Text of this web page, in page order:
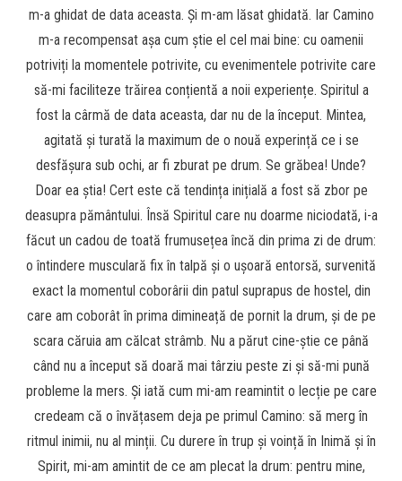
m-a ghidat de data aceasta. Și m-am lăsat ghidată. Iar Camino
m-a recompensat așa cum știe el cel mai bine: cu oamenii
potriviți la momentele potrivite, cu evenimentele potrivite care
să-mi faciliteze trăirea conțientă a noii experiențe. Spiritul a
fost la cârmă de data aceasta, dar nu de la început. Mintea,
agitată și turată la maximum de o nouă experință ce i se
desfășura sub ochi, ar fi zburat pe drum. Se grăbea! Unde?
Doar ea știa! Cert este că tendința inițială a fost să zbor pe
deasupra pământului. Însă Spiritul care nu doarme niciodată, i-a
făcut un cadou de toată frumusețea încă din prima zi de drum:
o întindere musculară fix în talpă și o ușoară entorsă, survenită
exact la momentul coborârii din patul suprapus de hostel, din
care am coborât în prima dimineață de pornit la drum, și de pe
scara căruia am călcat strâmb. Nu a părut cine-știe ce până
când nu a început să doară mai târziu peste zi și să-mi pună
probleme la mers. Și iată cum mi-am reamintit o lecție pe care
credeam că o învățasem deja pe primul Camino: să merg în
ritmul inimii, nu al minții. Cu durere în trup și voință în Inimă și în
Spirit, mi-am amintit de ce am plecat la drum: pentru mine,